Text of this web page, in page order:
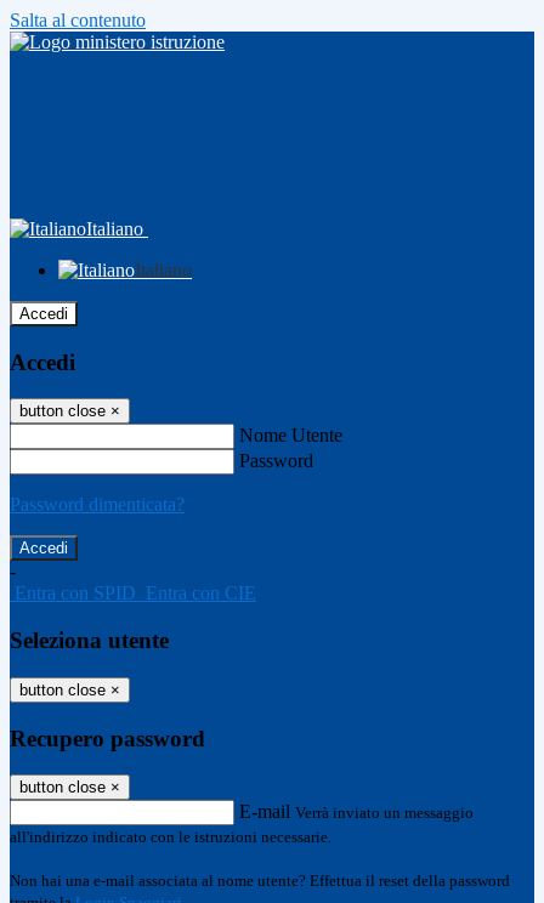
Salta al contenuto
Italiano
Italiano
Accedi
Accedi
button close ×
Nome Utente
Password
Password dimenticata?
-
Entra con SPID Entra con CIE
Seleziona utente
button close ×
Recupero password
button close ×
E-mail Verrà inviato un messaggio
all'indirizzo indicato con le istruzioni necessarie.
Non hai una e-mail associata al nome utente? Effettua il reset della password